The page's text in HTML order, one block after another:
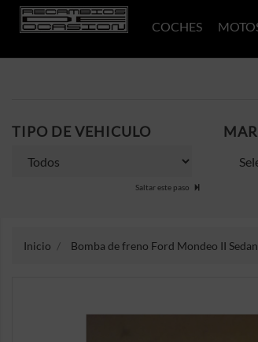
COCHES
TIPO DE VEHICULO
Saltar este paso
Inicio Bomba de freno Ford Mondeo II